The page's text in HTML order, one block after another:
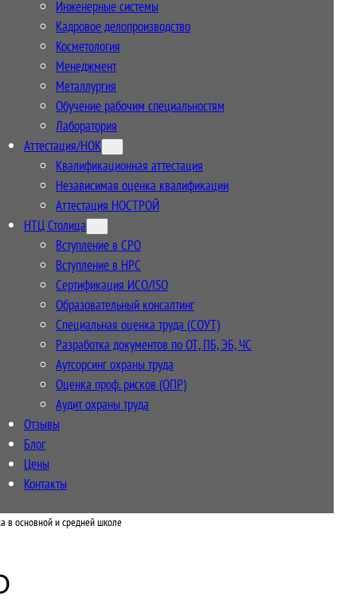
Инженерные системы
Кадровое делопроизводство
Косметология
Менеджмент
Металлургия
Обучение рабочим специальностям
Лаборатория
Аттестация/НОК
Квалификационная аттестация
Независимая оценка квалификации
Аттестация НОСТРОЙ
НТЦ Столица
Вступление в СРО
Вступление в НРС
Сертификация ИСО/ISO
Образовательный консалтинг
Специальная оценка труда (СОУТ)
Разработка документов по ОТ, ПБ, ЭБ, ЧС
Аутсорсинг охраны труда
Оценка проф. рисков (ОПР)
Аудит охраны труда
Отзывы
Блог
Цены
Контакты
в основной и средней школе